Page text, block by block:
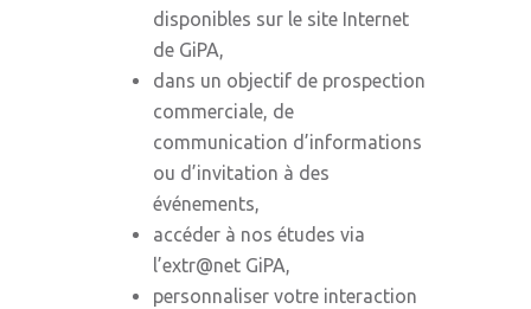
disponibles sur le site Internet
de GiPA,
dans un objectif de prospection
commerciale, de
communication d’informations
ou d’invitation à des
événements,
accéder à nos études via
l’extr@net GiPA,
personnaliser votre interaction